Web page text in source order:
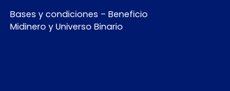
Bases y condiciones – Beneficio
Midinero y Universo Binario